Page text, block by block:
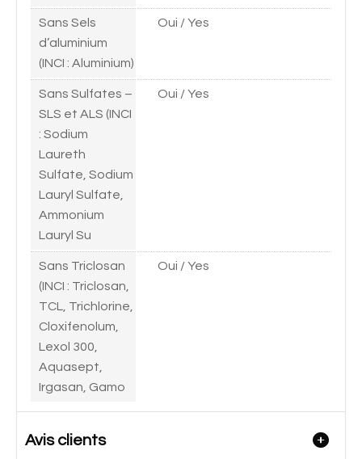
Sans Sels
d’aluminium
(INCI : Aluminium)
Oui / Yes
Sans Sulfates –
SLS et ALS (INCI
: Sodium
Laureth
Sulfate, Sodium
Lauryl Sulfate,
Ammonium
Lauryl Su
Oui / Yes
Sans Triclosan
(INCI : Triclosan,
TCL, Trichlorine,
Cloxifenolum,
Lexol 300,
Aquasept,
Irgasan, Gamo
Oui / Yes
Avis clients